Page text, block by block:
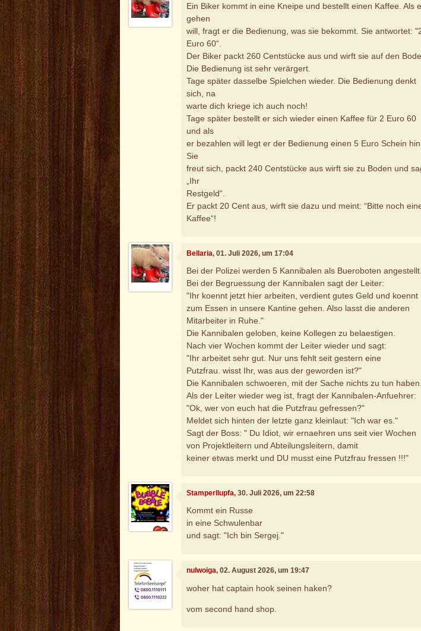
Ein Biker kommt in eine Kneipe und bestellt einen Kaffee. Als
gehen
will, fragt er die Bedienung, was sie bekommt. Sie antwortet:
Euro 60“.
Der Biker packt 260 Centstücke aus und wirft sie auf den
Die Bedienung ist sehr verärgert.
Tage später dasselbe Spielchen wieder. Die Bedienung denkt
sich, na
warte dich kriege ich auch noch!
Tage später bestellt er sich wieder einen Kaffee für 2 Euro 60
und als
er bezahlen will legt er der Bedienung einen 5 Euro Schein hin.
Sie
freut sich, packt 240 Centstücke aus wirft sie zu Boden und
„Ihr
Restgeld“.
Er packt 20 Cent aus, wirft sie dazu und meint: “Bitte noch
Kaffee“!
Bellaria, 01. Juli 2026, um 17:04
Bei der Polizei werden 5 Kannibalen als Bueroboten angestellt.
Bei der Begruessung der Kannibalen sagt der Leiter:
"Ihr koennt jetzt hier arbeiten, verdient gutes Geld und koennt
zum Essen in unsere Kantine gehen. Also lasst die anderen
Mitarbeiter in Ruhe."
Die Kannibalen geloben, keine Kollegen zu belaestigen.
Nach vier Wochen kommt der Leiter wieder und sagt:
"Ihr arbeitet sehr gut. Nur uns fehlt seit gestern eine
Putzfrau. wisst Ihr, was aus der geworden ist?"
Die Kannibalen schwoeren, mit der Sache nichts zu tun haben.
Als der Leiter wieder weg ist, fragt der Kannibalen-Anfuehrer:
"Ok, wer von euch hat die Putzfrau gefressen?"
Meldet sich hinten der letzte ganz kleinlaut: "Ich war es."
Sagt der Boss: " Du Idiot, wir ernaehren uns seit vier Wochen
von Projektleitern und Abteilungsleitern, damit
keiner etwas merkt und DU musst eine Putzfrau fressen !!!"
Stamperllupfa, 30. Juli 2026, um 22:58
Kommt ein Russe
in eine Schwulenbar
und sagt: "Ich bin Sergej."
nulwoiga, 02. August 2026, um 19:47
woher hat captain hook seinen haken?
vom second hand shop.